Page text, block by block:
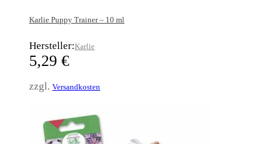
Karlie Puppy Trainer – 10 ml
Hersteller:Karlie
5,29 €
zzgl. Versandkosten